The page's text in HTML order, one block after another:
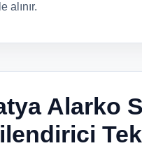
alınır.
Alarko